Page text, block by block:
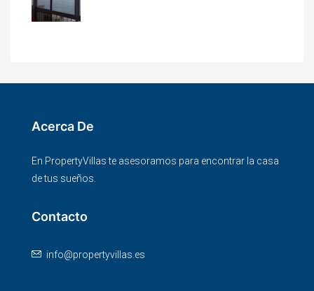
Acerca De
En PropertyVillas te asesoramos para encontrar la casa
de tus sueños.
Contacto
info@propertyvillas.es